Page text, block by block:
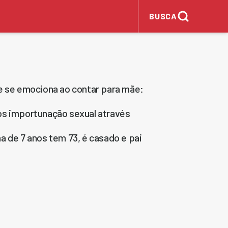
BUSCA
se emociona ao contar para mãe:
importunação sexual através
7 anos tem 73, é casado e pai